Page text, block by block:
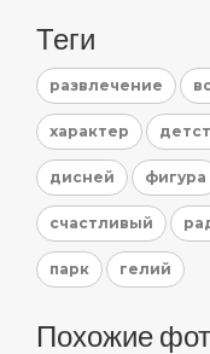
Теги
развлечение
характер
дисней фигура
счастливый
парк гелий
Похожие